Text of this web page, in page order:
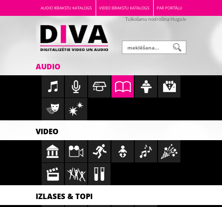
AUDIO IERAKSTU KATALOGS VIDEO IERAKSTU KATALOGS PAR PORTĀLU
Tulkošanu nodrošina Hugo.lv
AUDIO
VIDEO
IZLASES & TOPI